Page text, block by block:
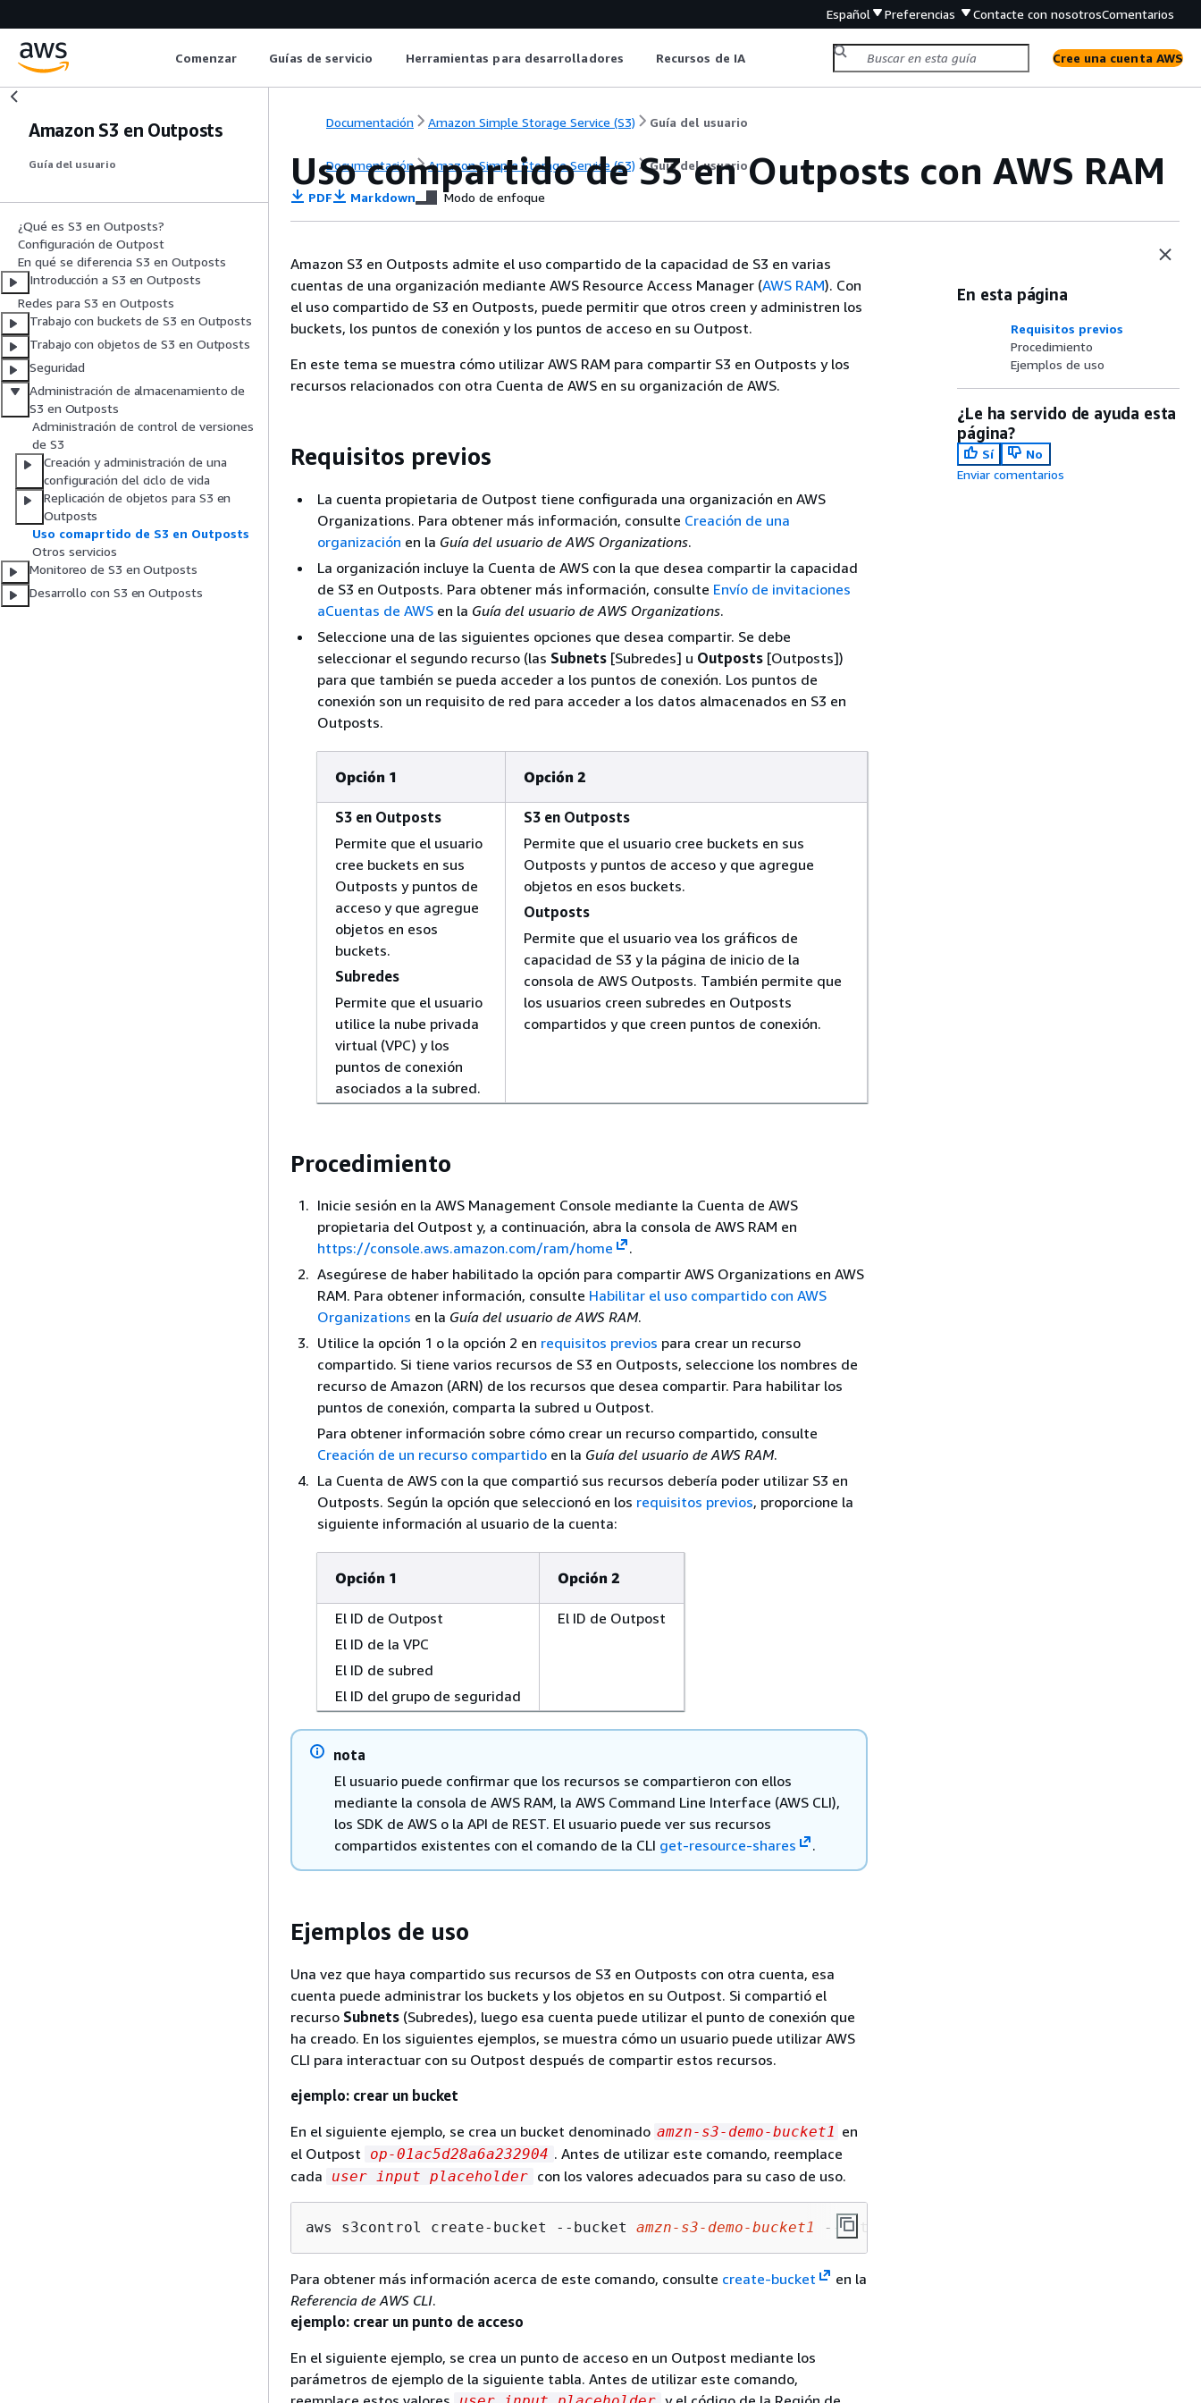
Español Preferencias Contacte con nosotrosComentarios
Comenzar Guías de servicio Herramientas para desarrolladores Recursos de IA Cree una cuenta AWS
Amazon S3 en Outposts
Guía del usuario
¿Qué es S3 en Outposts?
Configuración de Outpost
En qué se diferencia S3 en Outposts
Introducción a S3 en Outposts
Redes para S3 en Outposts
Trabajo con buckets de S3 en Outposts
Trabajo con objetos de S3 en Outposts
Seguridad
Administración de almacenamiento de
S3 en Outposts
Administración de control de versiones
de S3
Creación y administración de una
configuración del ciclo de vida
Replicación de objetos para S3 en
Outposts
Uso comaprtido de S3 en Outposts
Otros servicios
Monitoreo de S3 en Outposts
Desarrollo con S3 en Outposts
Documentación Amazon Simple Storage Service (S3) Guía del usuario
Documentación Amazon Simple Storage Service (S3) Guía del usuario
Uso compartido de S3 en Outposts con AWS RAM
PDF Markdown Modo de enfoque
Amazon S3 en Outposts admite el uso compartido de la capacidad de S3 en varias
cuentas de una organización mediante AWS Resource Access Manager (AWS RAM). Con
el uso compartido de S3 en Outposts, puede permitir que otros creen y administren los
buckets, los puntos de conexión y los puntos de acceso en su Outpost.
En este tema se muestra cómo utilizar AWS RAM para compartir S3 en Outposts y los
recursos relacionados con otra Cuenta de AWS en su organización de AWS.
Requisitos previos
La cuenta propietaria de Outpost tiene configurada una organización en AWS
Organizations. Para obtener más información, consulte Creación de una
organización en la Guía del usuario de AWS Organizations.
La organización incluye la Cuenta de AWS con la que desea compartir la capacidad
de S3 en Outposts. Para obtener más información, consulte Envío de invitaciones
aCuentas de AWS en la Guía del usuario de AWS Organizations.
Seleccione una de las siguientes opciones que desea compartir. Se debe
seleccionar el segundo recurso (las Subnets [Subredes] u Outposts [Outposts])
para que también se pueda acceder a los puntos de conexión. Los puntos de
conexión son un requisito de red para acceder a los datos almacenados en S3 en
Outposts.
Opción 1 Opción 2
S3 en Outposts
Permite que el usuario
cree buckets en sus
Outposts y puntos de
acceso y que agregue
objetos en esos
buckets.
Subredes
Permite que el usuario
utilice la nube privada
virtual (VPC) y los
puntos de conexión
asociados a la subred.
S3 en Outposts
Permite que el usuario cree buckets en sus
Outposts y puntos de acceso y que agregue
objetos en esos buckets.
Outposts
Permite que el usuario vea los gráficos de
capacidad de S3 y la página de inicio de la
consola de AWS Outposts. También permite que
los usuarios creen subredes en Outposts
compartidos y que creen puntos de conexión.
Procedimiento
Inicie sesión en la AWS Management Console mediante la Cuenta de AWS
propietaria del Outpost y, a continuación, abra la consola de AWS RAM en
https://console.aws.amazon.com/ram/home
.
Asegúrese de haber habilitado la opción para compartir AWS Organizations en AWS
RAM. Para obtener información, consulte Habilitar el uso compartido con AWS
Organizations en la Guía del usuario de AWS RAM.
Utilice la opción 1 o la opción 2 en requisitos previos para crear un recurso
compartido. Si tiene varios recursos de S3 en Outposts, seleccione los nombres de
recurso de Amazon (ARN) de los recursos que desea compartir. Para habilitar los
puntos de conexión, comparta la subred u Outpost.
Para obtener información sobre cómo crear un recurso compartido, consulte
Creación de un recurso compartido en la Guía del usuario de AWS RAM.
La Cuenta de AWS con la que compartió sus recursos debería poder utilizar S3 en
Outposts. Según la opción que seleccionó en los requisitos previos, proporcione la
siguiente información al usuario de la cuenta:
Opción 1 Opción 2
El ID de Outpost
El ID de la VPC
El ID de subred
El ID del grupo de seguridad
El ID de Outpost
nota
El usuario puede confirmar que los recursos se compartieron con ellos
mediante la consola de AWS RAM, la AWS Command Line Interface (AWS CLI),
los SDK de AWS o la API de REST. El usuario puede ver sus recursos
compartidos existentes con el comando de la CLI get-resource-shares .
Ejemplos de uso
Una vez que haya compartido sus recursos de S3 en Outposts con otra cuenta, esa
cuenta puede administrar los buckets y los objetos en su Outpost. Si compartió el
recurso Subnets (Subredes), luego esa cuenta puede utilizar el punto de conexión que
ha creado. En los siguientes ejemplos, se muestra cómo un usuario puede utilizar AWS
CLI para interactuar con su Outpost después de compartir estos recursos.
ejemplo: crear un bucket
En el siguiente ejemplo, se crea un bucket denominado amzn-s3-demo-bucket1 en
el Outpost
op-01ac5d28a6a232904 . Antes de utilizar este comando, reemplace
cada
user input placeholder con los valores adecuados para su caso de uso.
aws s3control create-bucket --bucket amzn-s3-demo-bucket1 --outpost-id
Para obtener más información acerca de este comando, consulte create-bucket
en la
Referencia de AWS CLI.
ejemplo: crear un punto de acceso
En el siguiente ejemplo, se crea un punto de acceso en un Outpost mediante los
parámetros de ejemplo de la siguiente tabla. Antes de utilizar este comando,
En esta página
Requisitos previos
Procedimiento
Ejemplos de uso
¿Le ha servido de ayuda esta
página?
Sí
No
Enviar comentarios